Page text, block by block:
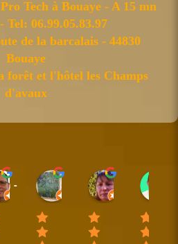
Tech à Bouaye - A 15 mn
Tel: 06.99.05.83.97
de la barcalais - 44830
Bouaye
forêt et l'hôtel les Champs
d'avaux
-
Sylvain BAUDET
18:44 31 Mar 25
nicole plantive
16:14 20 Feb 25
Anne
10:35 08